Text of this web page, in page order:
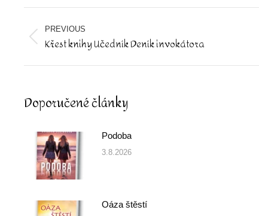
Post
navigation
PREVIOUS
Previous
Křest knihy Učedník Deník invokátora
Doporučené články
Podoba
3.8.2026
Oáza štěstí